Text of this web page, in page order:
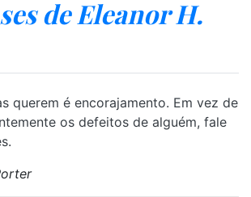
de Eleanor H.
querem é encorajamento. Em vez de
os defeitos de alguém, fale